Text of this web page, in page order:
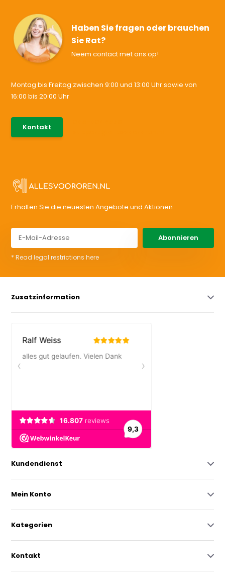
Haben Sie fragen oder brauchen
Sie Rat?
Neem contact met ons op!
Montag bis Freitag zwischen 9:00 und 13:00 Uhr sowie von
16:00 bis 20:00 Uhr
Kontakt
Erhalten Sie die neuesten Angebote und Aktionen
Abonnieren
* Read legal restrictions here
Zusatzinformation
Kundendienst
Mein Konto
Kategorien
Kontakt